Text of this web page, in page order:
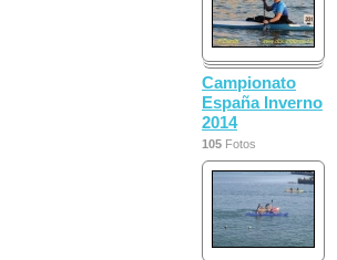
Campionato
España Inverno
2014
105 Fotos